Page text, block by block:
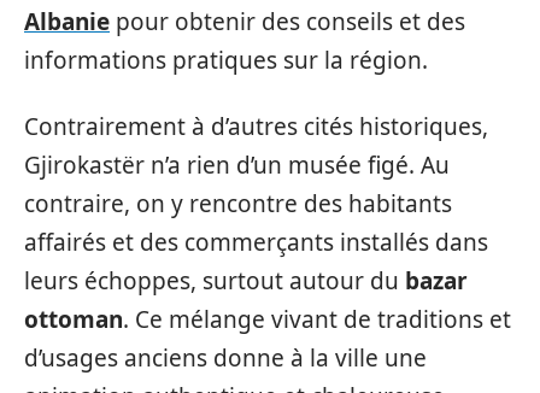
Albanie pour obtenir des conseils et des
informations pratiques sur la région.
Contrairement à d’autres cités historiques,
Gjirokastër n’a rien d’un musée figé. Au
contraire, on y rencontre des habitants
affairés et des commerçants installés dans
leurs échoppes, surtout autour du bazar
ottoman. Ce mélange vivant de traditions et
d’usages anciens donne à la ville une